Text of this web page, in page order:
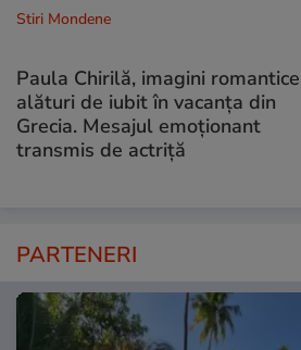
Stiri Mondene
Paula Chirilă, imagini romantice
alături de iubit în vacanța din
Grecia. Mesajul emoționant
transmis de actriță
PARTENERI